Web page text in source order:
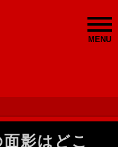
MENU
面影はどこ